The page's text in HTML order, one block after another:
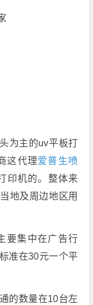
为主的uv平板打
这代理爱普生喷
印机的。整体来
地及周边地区用
要集中在广告行
准在30元一个平
的数量在10台左